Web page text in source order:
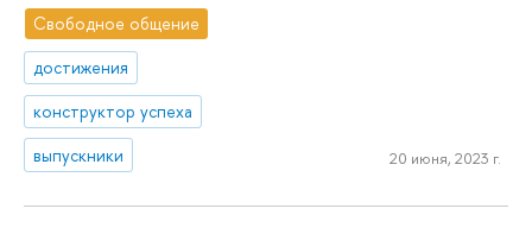
Свободное общение
достижения
конструктор успеха
выпускники
20 июня, 2023 г.